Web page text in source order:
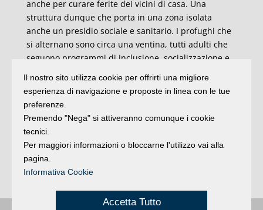
anche per curare ferite dei vicini di casa. Una
struttura dunque che porta in una zona isolata
anche un presidio sociale e sanitario. I profughi che
si alternano sono circa una ventina, tutti adulti che
seguono programmi di inclusione, socializzazione e
La medicina è la conoscenza. “Attraverso la
conoscenza diretta, dunque, i timori hanno lasciato
gradualmente il campo alla fiducia e alla
condivisione.Una bella storia che, nel silenzio di tutti
i giorni, racconta il concreto di una integrazione e di
una accoglienza possibile, da noi come in tante altre
zone d’Italia”.
Il nostro sito utilizza cookie per offrirti una migliore
esperienza di navigazione e proposte in linea con le tue
preferenze.
Premendo "Nega" si attiveranno comunque i cookie
tecnici.
Per maggiori informazioni o bloccarne l'utilizzo vai alla
pagina.
Informativa Cookie
Accetta Tutto